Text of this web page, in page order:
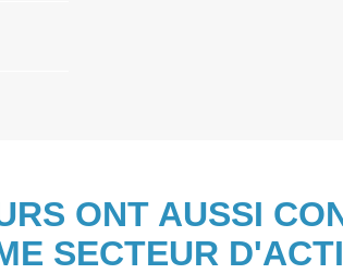
ONT AUSSI
SECTEUR